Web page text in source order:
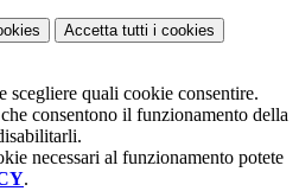
Accetta tutti i cookies
scegliere quali cookie consentire.
consentono il funzionamento della
necessari al funzionamento potete
.